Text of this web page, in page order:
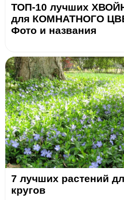
ТОП-10 лучших
для КОМНАТНОГО
Фото и названия
7 лучших растений
кругов